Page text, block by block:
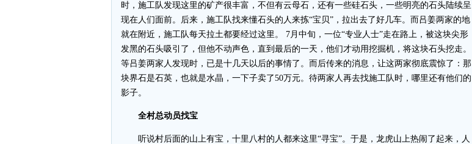
时，施工队发现这里的矿产很丰富，不但有云母石，还有一些硅石头，一些明亮的石头陆续呈
现在人们面前。后来，施工队找来懂石头的人来拣“宝贝”，拉出去了好几车。而吕姜两家的地
就在附近，施工队每天拉土都要经过这里。 7月中旬，一位“专业人士”走在路上，被这块尖形
发黑的石头吸引了，但他不动声色，直到最后的一天，他们才动用挖掘机，将这块石头挖走。
等吕姜两家人发现时，已是十几天以后的事情了。而后传来的消息，让这两家彻底震惊了：那
块界石是石英，也就是水晶，一下子卖了50万元。待两家人再去找施工队时，哪里还有他们的
影子。
全村总动员找宝
听说村后面的山上有宝，十里八村的人都来这里“寻宝”。于是，龙虎山上热闹了起来，人